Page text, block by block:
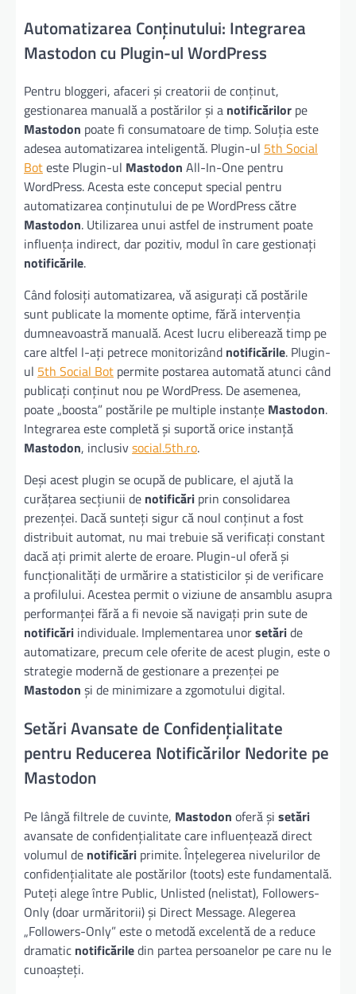
Automatizarea Conținutului: Integrarea
Mastodon cu Plugin-ul WordPress
Pentru bloggeri, afaceri și creatorii de conținut,
gestionarea manuală a postărilor și a notificărilor pe
Mastodon poate fi consumatoare de timp. Soluția este
adesea automatizarea inteligentă. Plugin-ul 5th Social
Boteste Plugin-ul Mastodon All-In-One pentru
WordPress. Acesta este conceput special pentru
automatizarea conținutului de pe WordPress către
Mastodon. Utilizarea unui astfel de instrument poate
influența indirect, dar pozitiv, modul în care gestionați
notificările.
Când folosiți automatizarea, vă asigurați că postările
sunt publicate la momente optime, fără intervenția
dumneavoastră manuală. Acest lucru eliberează timp pe
care altfel l-ați petrece monitorizând notificările. Plugin-
ul 5th Social Bot permite postarea automată atunci când
publicați conținut nou pe WordPress. De asemenea,
poate „boosta” postările pe multiple instanțe Mastodon.
Integrarea este completă și suportă orice instanță
Mastodon, inclusivsocial.5th.ro.
Deși acest plugin se ocupă de publicare, el ajută la
curățarea secțiunii de notificări prin consolidarea
prezenței. Dacă sunteți sigur că noul conținut a fost
distribuit automat, nu mai trebuie să verificați constant
dacă ați primit alerte de eroare. Plugin-ul oferă și
funcționalități de urmărire a statisticilor și de verificare
a profilului. Acestea permit o viziune de ansamblu asupra
performanței fără a fi nevoie să navigați prin sute de
notificări individuale. Implementarea unorsetăride
automatizare, precum cele oferite de acest plugin, este o
strategie modernă de gestionare a prezenței pe
Mastodon și de minimizare a zgomotului digital.
Setări Avansate de Confidențialitate
pentru Reducerea Notificărilor Nedorite pe
Mastodon
Pe lângă filtrele de cuvinte, Mastodon oferă și setări
avansate de confidențialitate care influențează direct
volumul de notificări primite. Înțelegerea nivelurilor de
confidențialitate ale postărilor (toots) este fundamentală.
Puteți alege între Public, Unlisted (nelistat), Followers-
Only (doar urmăritorii) și Direct Message. Alegerea
„Followers-Only” este o metodă excelentă de a reduce
dramatic notificăriledin partea persoanelor pe care nu le
cunoașteți.